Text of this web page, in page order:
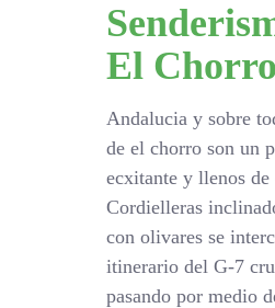
El Chorro
Andalucia y sobre
de el chorro son un
ecxitante y llenos de
Cordielleras
con olivares se
itinerario del G-7
pasando por medio